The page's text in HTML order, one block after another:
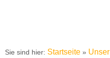
Sie sind hier: Startseite »